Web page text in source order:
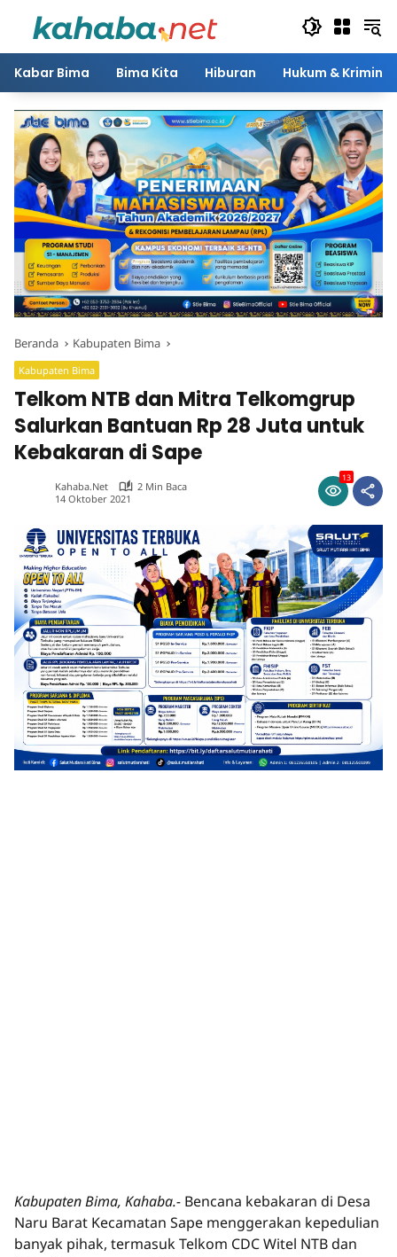
Kabar Bima Bima Kita Hiburan Hukum & Kriminal
Beranda Kabupaten Bima
Kabupaten Bima
Telkom NTB dan Mitra Telkomgrup
Salurkan Bantuan Rp 28 Juta untuk
Kebakaran di Sape
Kahaba.net
2 Min Baca
14 Oktober 2021
13
Kabupaten Bima, Kahaba.- Bencana kebakaran di Desa
Naru Barat Kecamatan Sape menggerakan kepedulian
banyak pihak, termasuk Telkom CDC Witel NTB dan